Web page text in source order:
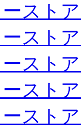
スト
スト
スト
スト
スト